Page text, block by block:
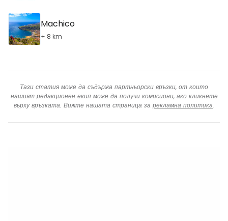
Machico
+ 8 km
Тази статия може да съдържа партньорски връзки, от които
нашият редакционен екип може да получи комисиони, ако кликнете
върху връзката. Вижте нашата страница за рекламна политика.